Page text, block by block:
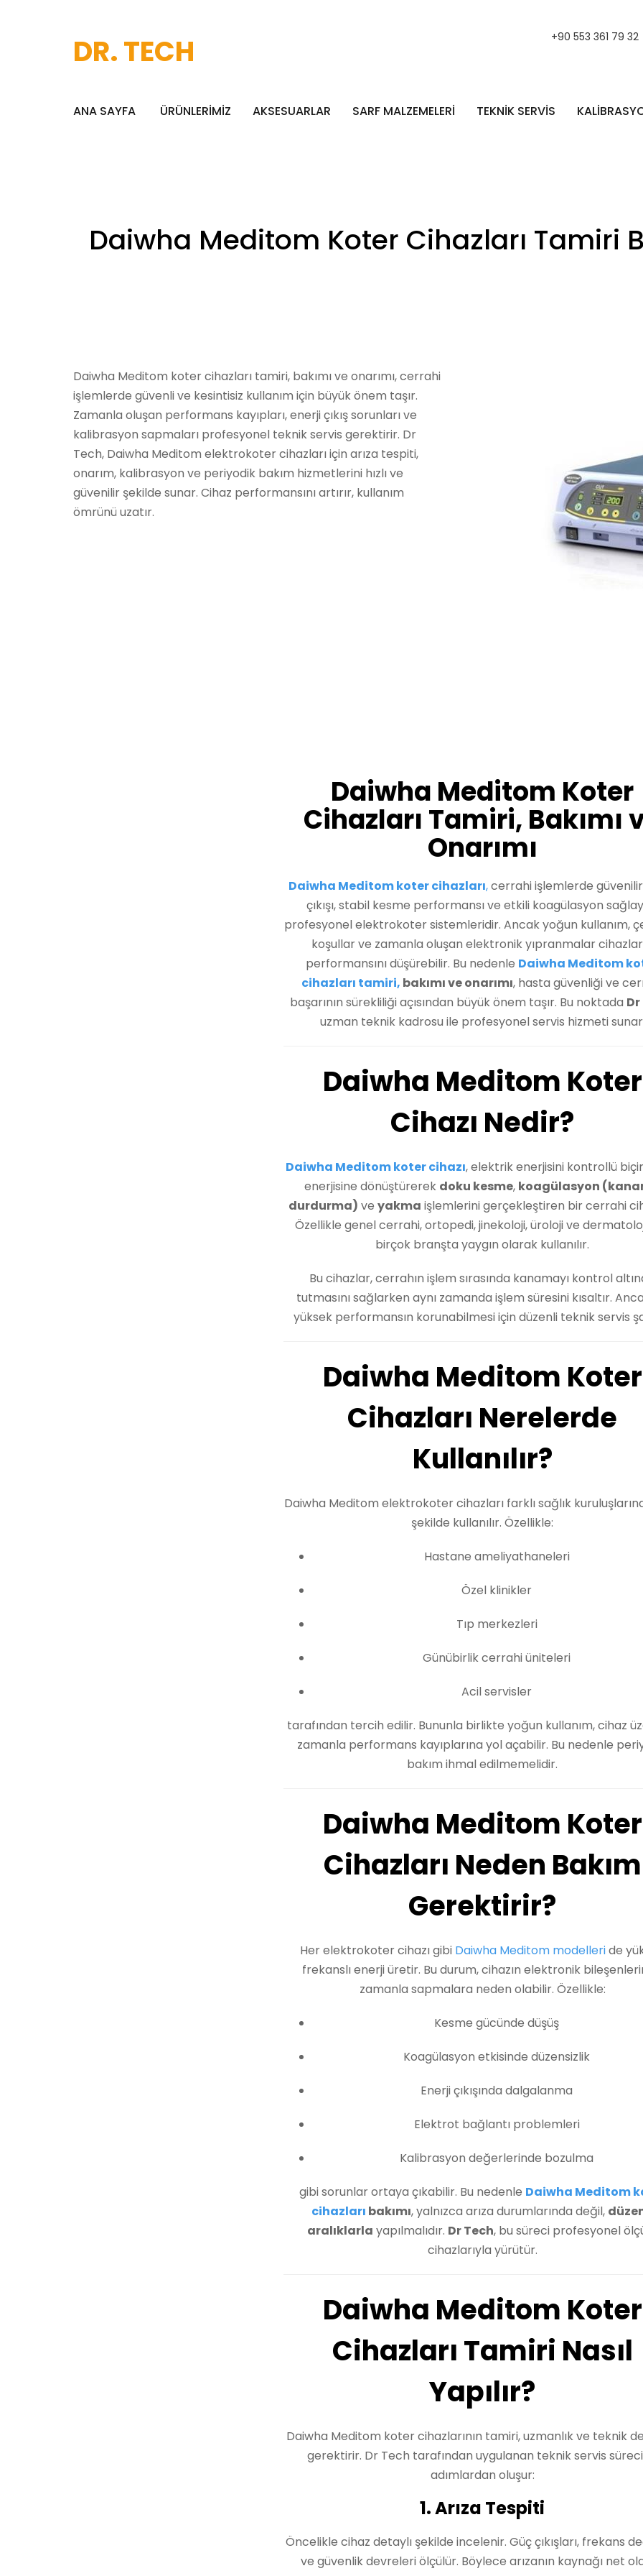
DR. TECH +90 553 361 79 32
ANA SAYFA ÜRÜNLERİMİZ AKSESUARLAR SARF MALZEMELERİ TEKNİK SERVİS
Daiwha Meditom Koter Cihazları Tamiri
Daiwha Meditom koter cihazları tamiri, bakımı ve onarımı, cerrahi
işlemlerde güvenli ve kesintisiz kullanım için büyük önem taşır.
Zamanla oluşan performans kayıpları, enerji çıkış sorunları ve
kalibrasyon sapmaları profesyonel teknik servis gerektirir. Dr
Tech, Daiwha Meditom elektrokoter cihazları için arıza tespiti,
onarım, kalibrasyon ve periyodik bakım hizmetlerini hızlı ve
güvenilir şekilde sunar. Cihaz performansını artırır, kullanım
ömrünü uzatır.
Daiwha Meditom Koter
Cihazları Tamiri, Bakımı
Onarımı
Daiwha Meditom koter cihazları,cerrahi işlemlerde
çıkışı, stabil kesme performansı ve etkili koagülasyon
profesyonel elektrokoter sistemleridir. Ancak yoğun kullanım,
koşullar ve zamanla oluşan elektronik yıpranmalar
performansını düşürebilir. Bu nedenle Daiwha Meditom
cihazları tamiri, bakımı ve onarımı, hasta güvenliği ve
başarının sürekliliği açısından büyük önem taşır. Bu noktada
uzman teknik kadrosu ile profesyonel servis hizmeti
Daiwha Meditom Koter
Cihazı Nedir?
Daiwha Meditom koter cihazı, elektrik enerjisini kontrollü
enerjisine dönüştürerek doku kesme, koagülasyon
durdurma) ve yakma işlemlerini gerçekleştiren bir cerrahi
Özellikle genel cerrahi, ortopedi, jinekoloji, üroloji ve
birçok branşta yaygın olarak kullanılır.
Bu cihazlar, cerrahın işlem sırasında kanamayı kontrol
tutmasını sağlarken aynı zamanda işlem süresini kısaltır.
yüksek performansın korunabilmesi için düzenli teknik servis
Daiwha Meditom Koter
Cihazları Nerelerde
Kullanılır?
Daiwha Meditom elektrokoter cihazları farklı sağlık
şekilde kullanılır. Özellikle:
Hastane ameliyathaneleri
Özel klinikler
Tıp merkezleri
Günübirlik cerrahi üniteleri
Acil servisler
tarafından tercih edilir. Bununla birlikte yoğun kullanım, cihaz
zamanla performans kayıplarına yol açabilir. Bu nedenle
bakım ihmal edilmemelidir.
Daiwha Meditom Koter
Cihazları Neden Bakım
Gerektirir?
Her elektrokoter cihazı gibi Daiwha Meditom modelleride
frekanslı enerji üretir. Bu durum, cihazın elektronik
zamanla sapmalara neden olabilir. Özellikle:
Kesme gücünde düşüş
Koagülasyon etkisinde düzensizlik
Enerji çıkışında dalgalanma
Elektrot bağlantı problemleri
Kalibrasyon değerlerinde bozulma
gibi sorunlar ortaya çıkabilir. Bu nedenle Daiwha Meditom
cihazları bakımı, yalnızca arıza durumlarında değil,
aralıklarla yapılmalıdır. Dr Tech, bu süreci profesyonel
cihazlarıyla yürütür.
Daiwha Meditom Koter
Cihazları Tamiri Nasıl
Yapılır?
Daiwha Meditom koter cihazlarının tamiri, uzmanlık ve teknik
gerektirir. Dr Tech tarafından uygulanan teknik servis
adımlardan oluşur:
1. Arıza Tespiti
Öncelikle cihaz detaylı şekilde incelenir. Güç çıkışları, frekans
ve güvenlik devreleri ölçülür. Böylece arızanın kaynağı net